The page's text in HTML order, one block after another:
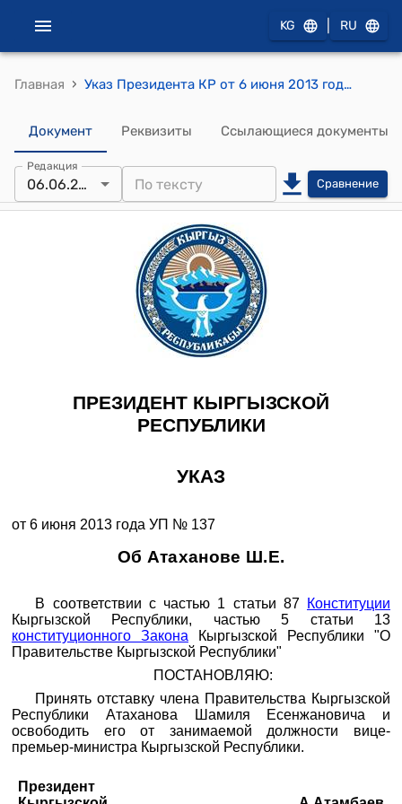
KG RU
Главная › Указ Президента КР от 6 июня 2013 года УП № 137 "Об Атаханове Ш.Е."
Документ Реквизиты Ссылающиеся документы
Редакция
06.06.2013 Сравнение